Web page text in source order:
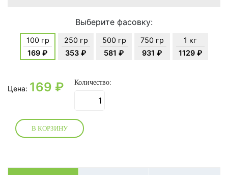
Выберите фасовку:
100 гр
169 ₽
250 гр
353 ₽
500 гр
581 ₽
750 гр
931 ₽
1 кг
1129 ₽
Цена: 169 ₽ Количество:
В КОРЗИНУ